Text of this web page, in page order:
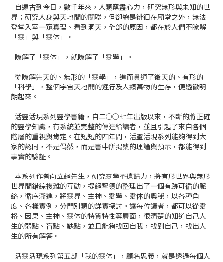
自遠古到今日，數千年來，人類窮盡心力，研究無形與未知的世
界；研究人身與天地間的關聯，但卻總是徘徊在廟堂之外，無法
登堂入室一窺真理、看到洞天，全部的原因，都在於人們不瞭解
「靈」與「靈体」。
瞭解了「靈体」，就瞭解了「靈學」。
從瞭解先天的、無形的「靈學」，進而貫通了後天的、有形的
「科學」，整個宇宙天地間的運行及人類萬物的生存，便透徹明
朗起來。
活靈活現系列靈學書籍，自二○○七年出版以來，不斷的將正確
的靈學知識，有系統並完整的傳達給讀者，並且引起了來自各個
階層的重視與肯定。在短短的四年間，活靈活現系列能夠得到大
家的認同，不是偶然，而是書中所揭櫫的理論與預示，都能得到
事實的驗証。
本系列作者向立綱先生，研究靈學不遺餘力，將有形世界與無形
世界間錯綜複雜的互動，提綱挈領的整理出了一個有跡可循的脈
絡，循序漸進，將靈界、主神、靈學、靈体的奧秘，以各種角
度、各樣實例，分門別類的詳實探討。讓每位讀者，都可以從靈
格、因果、主神、靈体的特質特性等層面，很清楚的知道自己人
生的弱點、盲點、缺點，並且能夠找回自我，找到自己，找出人
生的所有解答。
活靈活現系列第五部「我的靈体」，顧名思義，就是透過每個人